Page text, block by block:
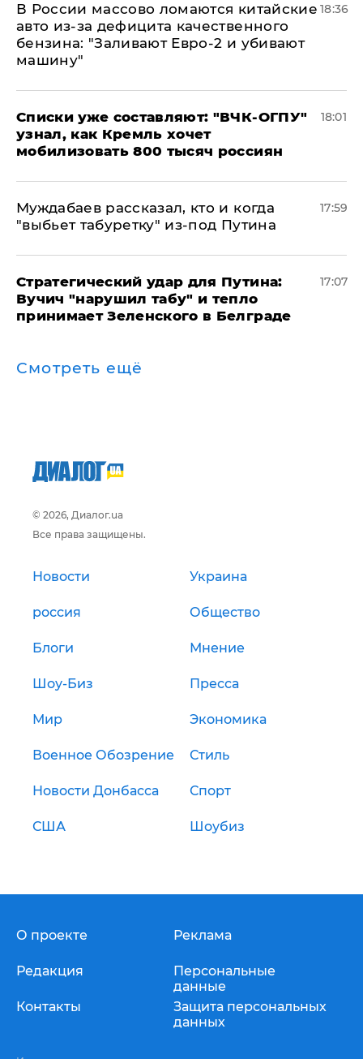
В России массово ломаются китайские
авто из-за дефицита качественного
бензина: "Заливают Евро-2 и убивают
машину"
18:36
Списки уже составляют: "ВЧК-ОГПУ"
узнал, как Кремль хочет
мобилизовать 800 тысяч россиян
18:01
Муждабаев рассказал, кто и когда
"выбьет табуретку" из-под Путина
17:59
Стратегический удар для Путина:
Вучич "нарушил табу" и тепло
принимает Зеленского в Белграде
17:07
Смотреть ещё
© 2026, Диалог.ua
Все права защищены.
Новости Украина
россия Общество
Блоги Мнение
Шоу-Биз Пресса
Мир Экономика
Военное Обозрение Стиль
Новости Донбасса Спорт
США Шоубиз
О проекте
Редакция
Контакты
Реклама
Персональные
данные
Защита персональных
данных